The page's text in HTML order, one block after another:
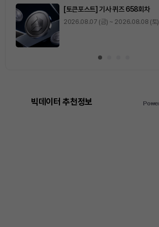
[토큰포스트] 기사 퀴즈 658회차
2026.08.07 (금) ~ 2026.08.08 (토)
빅데이터 추천정보